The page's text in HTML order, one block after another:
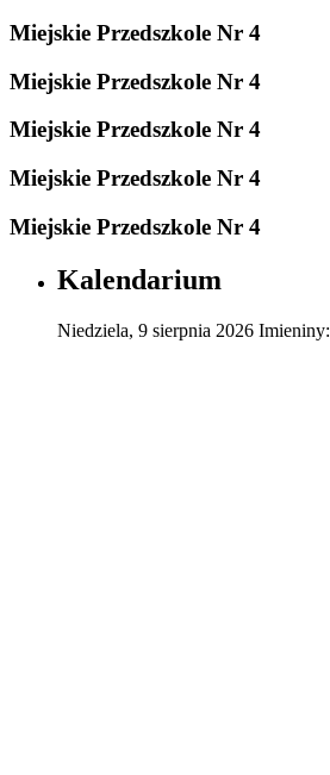
Miejskie Przedszkole Nr 4
Miejskie Przedszkole Nr 4
Miejskie Przedszkole Nr 4
Miejskie Przedszkole Nr 4
Miejskie Przedszkole Nr 4
Kalendarium
Niedziela, 9 sierpnia 2026 Imieniny: